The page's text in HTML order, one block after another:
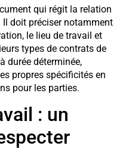
qui régit la relation
Il doit préciser notamment
le lieu de travail et
types de contrats de
durée déterminée,
propres spécificités en
pour les parties.
: un